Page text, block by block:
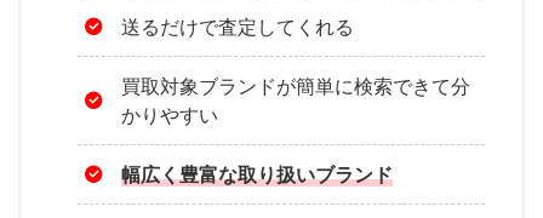
送るだけで査定してくれる
買取対象ブランドが簡単に検索できて分
かりやすい
幅広く豊富な取り扱いブランド